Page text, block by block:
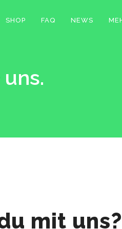
SHOP FAQ NEWS
mit uns?